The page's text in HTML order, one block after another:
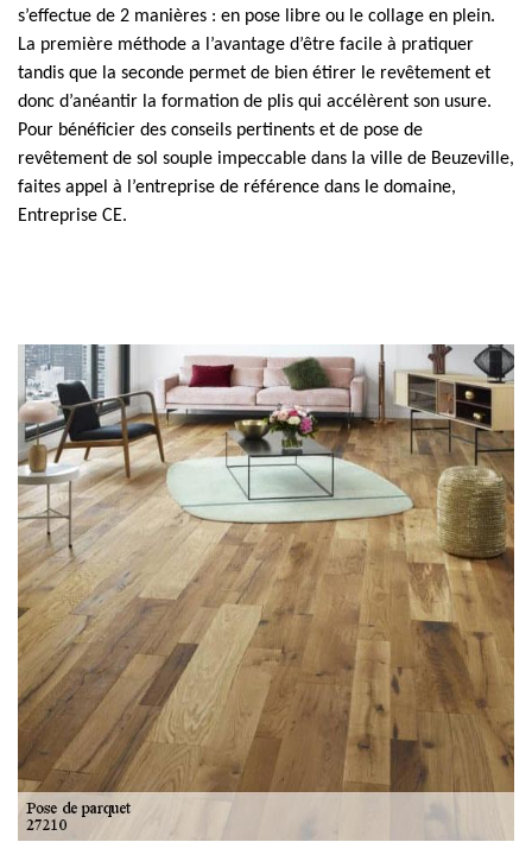
s’effectue de 2 manières : en pose libre ou le collage en plein.
La première méthode a l’avantage d’être facile à pratiquer
tandis que la seconde permet de bien étirer le revêtement et
donc d’anéantir la formation de plis qui accélèrent son usure.
Pour bénéficier des conseils pertinents et de pose de
revêtement de sol souple impeccable dans la ville de Beuzeville,
faites appel à l’entreprise de référence dans le domaine,
Entreprise CE.